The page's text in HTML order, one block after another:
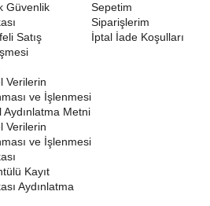
Güvenlik
Satış
Verilerin
ve İşlenmesi
Aydınlatma Metni
Verilerin
ve İşlenmesi
Kayıt
Aydınlatma
Sepetim
Siparişlerim
İptal İade Koşulları